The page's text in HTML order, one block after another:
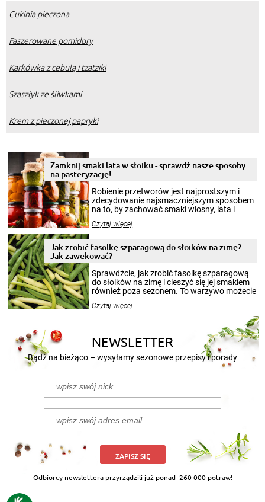
Cukinia pieczona
Faszerowane pomidory
Karkówka z cebulą i tzatziki
Szaszłyk ze śliwkami
Krem z pieczonej papryki
Zamknij smaki lata w słoiku - sprawdź nasze sposoby
na pasteryzację!
Robienie przetworów jest najprostszym i
zdecydowanie najsmaczniejszym sposobem
na to, by zachować smaki wiosny, lata i
krajobrazów, by cieszyć nimi oko w sezonie
pełni poczuć atmosferę cieplejszych
miesięcy. Przygotowanie słoików ze
patenty, które pozwolą zachować świeżość
przetworów.
Czytaj więcej
Jak zrobić fasolkę szparagową do słoików na zimę?
Jak zawekować?
Sprawdźcie, jak zrobić fasolkę szparagową
do słoików na zimę i cieszyć się jej smakiem
również poza sezonem. To warzywo możecie
nasze propozycje!
Czytaj więcej
NEWSLETTER
Bądź na bieżąco – wysyłamy sezonowe przepisy i porady
ZAPISZ SIĘ
Odbiorcy newslettera przyrządzili już ponad 260 000 potraw!